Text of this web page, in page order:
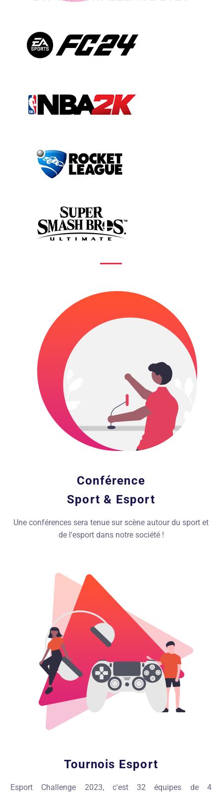
Conférence
Sport & Esport
Une conférences sera tenue sur scène autour du sport et
de l'esport dans notre société !
Tournois Esport
Esport Challenge 2023, c'est 32 équipes de 4